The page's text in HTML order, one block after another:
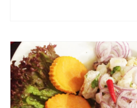
Xi’An
Corée du Sud
Japon